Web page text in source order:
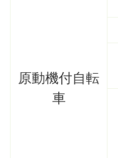
原動機付自転
車